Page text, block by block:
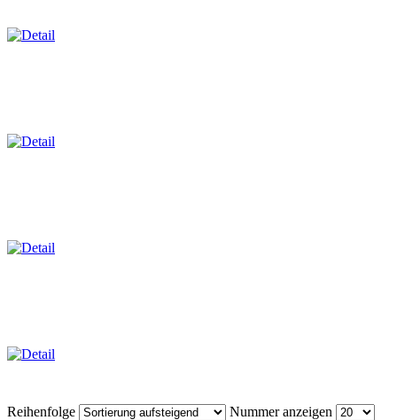
Reihenfolge Nummer anzeigen